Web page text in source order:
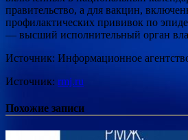
правительство, а для вакцин,
профилактических прививок по
— высший исполнительный орган
Источник: Информационное
Источник: rmj.ru
Похожие записи